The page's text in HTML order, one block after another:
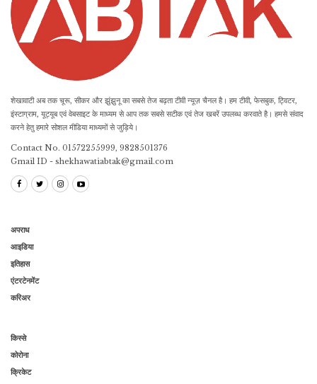
शेखावाटी अब तक चूरू, सीकर और झुंझुनू का सबसे तेज बढ़ता टीवी न्यूज़ चैनल है। हम टीवी, फेसबुक, ट्विटर,
इंस्टाग्राम, यूट्यूब एवं वेबसाइट के माध्यम से आप तक सबसे सटीक एवं तेज खबरें उपलब्ध करवाते है। हमसे संवाद
करने हेतु हमारे सोशल मीडिया माध्यमों से जुड़िये।
Contact No. 01572255999, 9828501376
Gmail ID - shekhawatiabtak@gmail.com
अपराध
आइडिया
इतिहास
एंटरटेनमेंट
करिअर
किस्से
कोरोना
क्रिकेट